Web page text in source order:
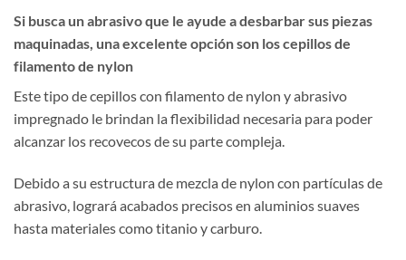
Si busca un abrasivo que le ayude a desbarbar sus piezas
maquinadas, una excelente opción son los cepillos de
filamento de nylon
Este tipo de cepillos con filamento de nylon y abrasivo
impregnado le brindan la flexibilidad necesaria para poder
alcanzar los recovecos de su parte compleja.
Debido a su estructura de mezcla de nylon con partículas de
abrasivo, logrará acabados precisos en aluminios suaves
hasta materiales como titanio y carburo.